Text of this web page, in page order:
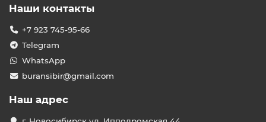
Наши контакты
+7 923 745-95-66
Telegram
WhatsApp
buransibir@gmail.com
Наш адрес